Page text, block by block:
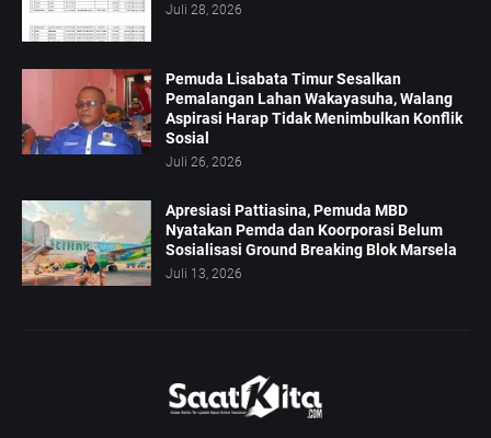
Juli 28, 2026
Pemuda Lisabata Timur Sesalkan
Pemalangan Lahan Wakayasuha, Walang
Aspirasi Harap Tidak Menimbulkan Konflik
Sosial
Juli 26, 2026
Apresiasi Pattiasina, Pemuda MBD
Nyatakan Pemda dan Koorporasi Belum
Sosialisasi Ground Breaking Blok Marsela
Juli 13, 2026